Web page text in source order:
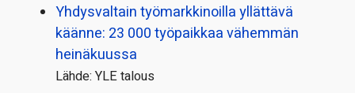
Yhdysvaltain työmarkkinoilla yllättävä
käänne: 23 000 työpaikkaa vähemmän
heinäkuussa
Lähde: YLE talous